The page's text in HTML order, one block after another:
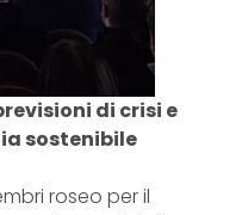
di crisi e
sostenibile
roseo per il